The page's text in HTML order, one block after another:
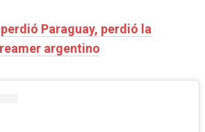
Paraguay, perdió la
argentino